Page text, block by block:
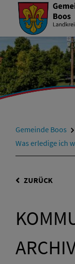
Gemeinde Boos
Was erledige ich
ZURÜCK